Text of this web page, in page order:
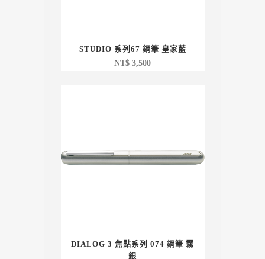
STUDIO 系列67 鋼筆 皇家藍
NT$ 3,500
DIALOG 3 焦點系列 074 鋼筆 霧
銀